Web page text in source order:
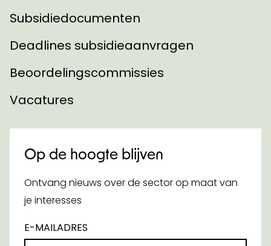
Subsidiedocumenten
Deadlines subsidieaanvragen
Beoordelingscommissies
Vacatures
Op de hoogte blijven
Ontvang nieuws over de sector op maat van
je interesses
E-MAILADRES